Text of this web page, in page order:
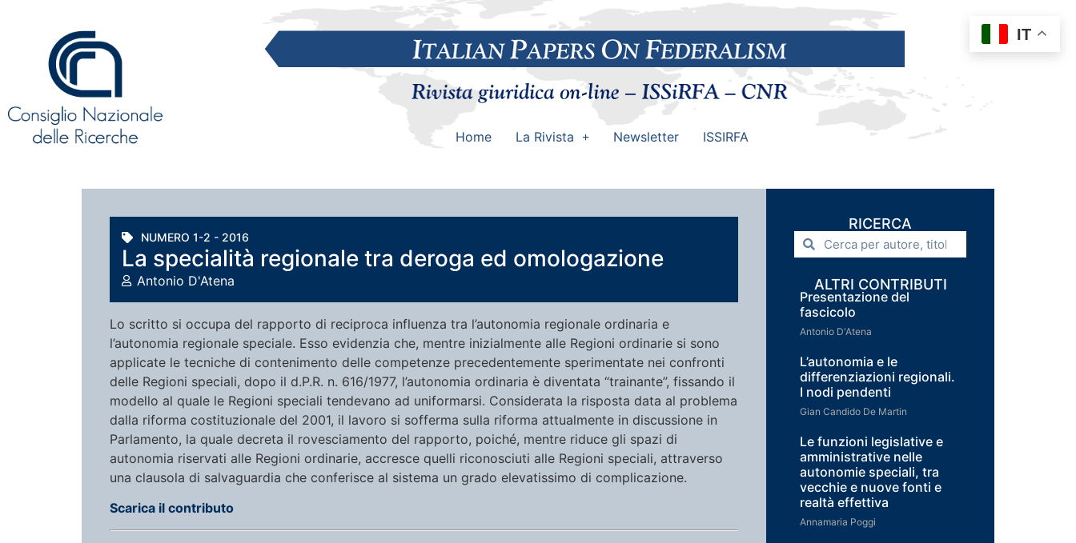
Home La Rivista Newsletter ISSIRFA
NUMERO 1-2 - 2016
La specialità regionale tra deroga ed omologazione
Antonio D'Atena
Lo scritto si occupa del rapporto di reciproca influenza tra l’autonomia regionale ordinaria e
l’autonomia regionale speciale. Esso evidenzia che, mentre inizialmente alle Regioni ordinarie si sono
applicate le tecniche di contenimento delle competenze precedentemente sperimentate nei confronti
delle Regioni speciali, dopo il d.P.R. n. 616/1977, l’autonomia ordinaria è diventata “trainante”, fissando il
modello al quale le Regioni speciali tendevano ad uniformarsi. Considerata la risposta data al problema
dalla riforma costituzionale del 2001, il lavoro si sofferma sulla riforma attualmente in discussione in
Parlamento, la quale decreta il rovesciamento del rapporto, poiché, mentre riduce gli spazi di
autonomia riservati alle Regioni ordinarie, accresce quelli riconosciuti alle Regioni speciali, attraverso
una clausola di salvaguardia che conferisce al sistema un grado elevatissimo di complicazione.
Scarica il contributo
RICERCA
ALTRI CONTRIBUTI
Presentazione del
fascicolo
Antonio D'Atena
L’autonomia e le
differenziazioni regionali.
I nodi pendenti
Gian Candido De Martin
Le funzioni legislative e
amministrative nelle
autonomie speciali, tra
vecchie e nuove fonti e
realtà effettiva
Annamaria Poggi
IT